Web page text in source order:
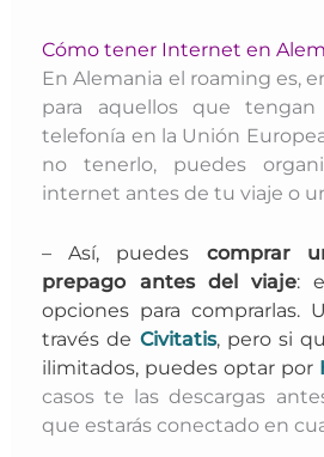
Cómo tener Internet en
En Alemania el roaming es,
para aquellos que
telefonía en la Unión
no tenerlo, puedes
internet antes de tu viaje o
– Así, puedes comprar
prepago antes del viaje:
opciones para comprarlas.
través de Civitatis, pero si
ilimitados, puedes optar por
casos te las descargas
que estarás conectado en